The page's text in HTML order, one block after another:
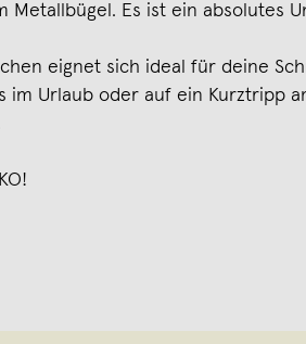
Metallbügel. Es ist ein absolutes
eignet sich ideal für deine
im Urlaub oder auf ein Kurztripp